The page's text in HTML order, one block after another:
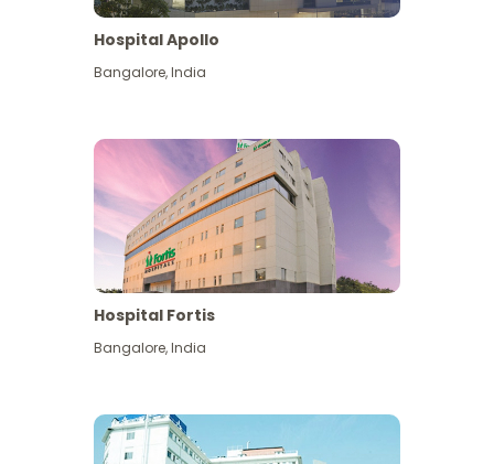
Hospital Apollo
Bangalore,India
Hospital Fortis
Bangalore,India